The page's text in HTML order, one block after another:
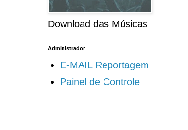
Download das Músicas
Administrador
E-MAIL Reportagem
Painel de Controle